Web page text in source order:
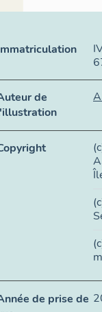
de
de prise de